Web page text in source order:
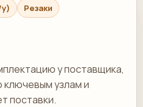
Резаки
у поставщика,
ключевым узлам и
поставки.